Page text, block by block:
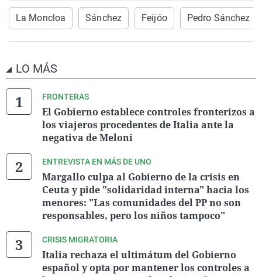
La Moncloa Sánchez Feijóo Pedro Sánchez
LO MÁS
FRONTERAS
El Gobierno establece controles fronterizos a
los viajeros procedentes de Italia ante la
negativa de Meloni
ENTREVISTA EN MÁS DE UNO
Margallo culpa al Gobierno de la crisis en
Ceuta y pide "solidaridad interna" hacia los
menores: "Las comunidades del PP no son
responsables, pero los niños tampoco"
CRISIS MIGRATORIA
Italia rechaza el ultimátum del Gobierno
español y opta por mantener los controles a